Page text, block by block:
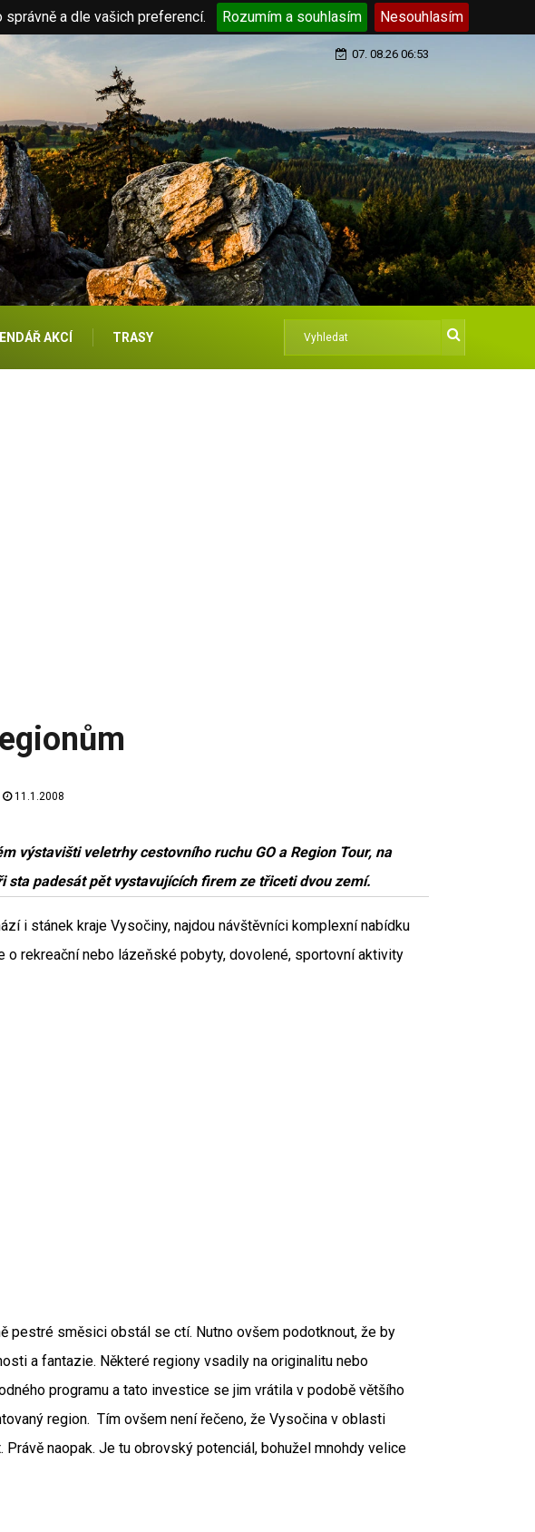
a dle vašich preferencí. Rozumím a souhlasím Nesouhlasím
07. 08.26 06:53
AKCÍ TRASY
11.1.2008
výstavišti veletrhy cestovního ruchu GO a Region Tour, na
sta padesát pět vystavujících firem ze třiceti dvou zemí.
i stánek kraje Vysočiny, najdou návštěvníci komplexní nabídku
o rekreační nebo lázeňské pobyty, dovolené, sportovní aktivity
pestré směsici obstál se ctí. Nutno ovšem podotknout, že by
a fantazie. Některé regiony vsadily na originalitu nebo
programu a tato investice se jim vrátila v podobě většího
region. Tím ovšem není řečeno, že Vysočina v oblasti
Právě naopak. Je tu obrovský potenciál, bohužel mnohdy velice